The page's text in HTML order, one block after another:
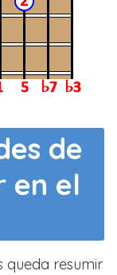
de
en el
queda resumir